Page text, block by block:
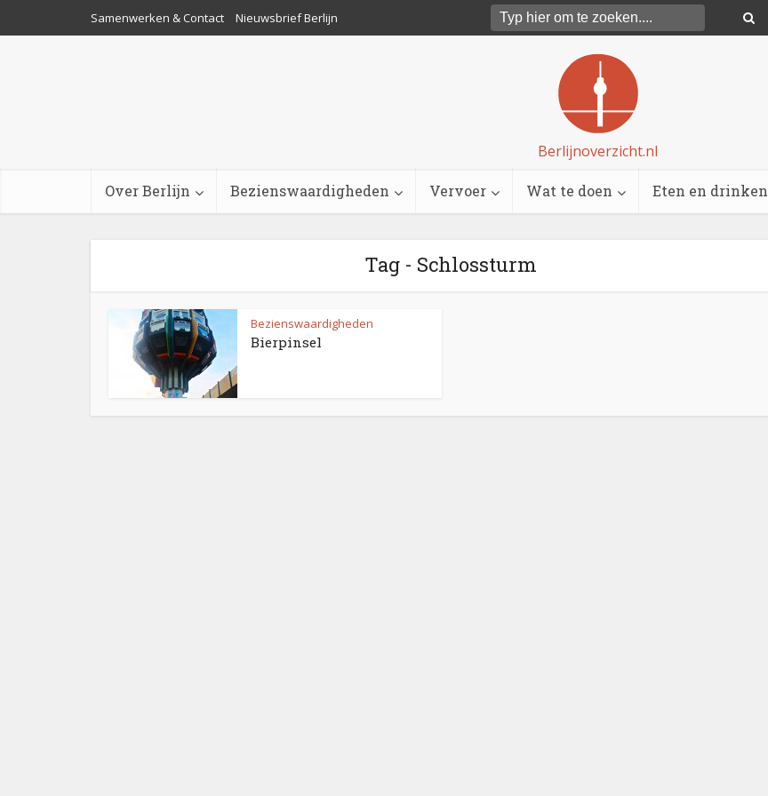
Samenwerken & Contact Nieuwsbrief Berlijn
Berlijnoverzicht.nl
Over Berlijn Bezienswaardigheden Vervoer Wat te doen Eten en drinken
Tag - Schlossturm
Bezienswaardigheden
Bierpinsel